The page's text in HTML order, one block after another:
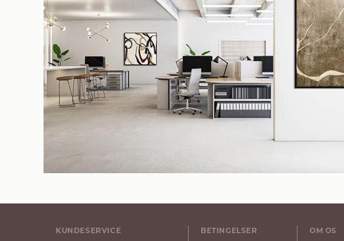
KUNDESERVICE BETINGELSER OM OS